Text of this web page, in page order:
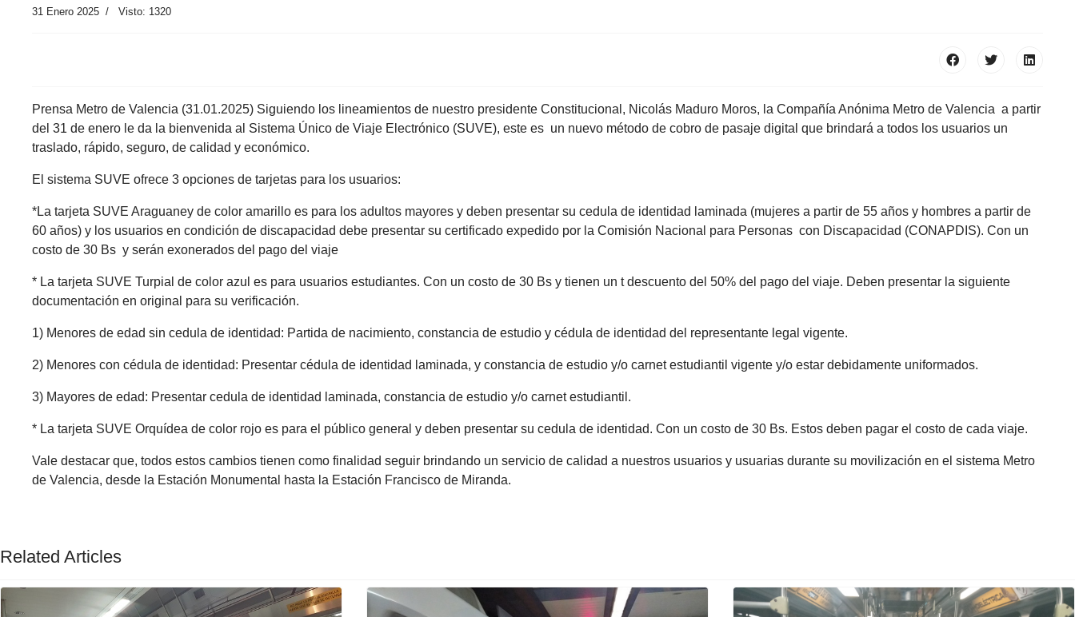
31 Enero 2025 Visto: 1320
Prensa Metro de Valencia (31.01.2025) Siguiendo los lineamientos de nuestro presidente Constitucional, Nicolás Maduro Moros, la Compañía Anónima Metro de Valencia a partir
del 31 de enero le da la bienvenida al Sistema Único de Viaje Electrónico (SUVE), este es un nuevo método de cobro de pasaje digital que brindará a todos los usuarios un
traslado, rápido, seguro, de calidad y económico.
El sistema SUVE ofrece 3 opciones de tarjetas para los usuarios:
*La tarjeta SUVE Araguaney de color amarillo es para los adultos mayores y deben presentar su cedula de identidad laminada (mujeres a partir de 55 años y hombres a partir de
60 años) y los usuarios en condición de discapacidad debe presentar su certificado expedido por la Comisión Nacional para Personas con Discapacidad (CONAPDIS). Con un
costo de 30 Bs y serán exonerados del pago del viaje
* La tarjeta SUVE Turpial de color azul es para usuarios estudiantes. Con un costo de 30 Bs y tienen un t descuento del 50% del pago del viaje. Deben presentar la siguiente
documentación en original para su verificación.
1) Menores de edad sin cedula de identidad: Partida de nacimiento, constancia de estudio y cédula de identidad del representante legal vigente.
2) Menores con cédula de identidad: Presentar cédula de identidad laminada, y constancia de estudio y/o carnet estudiantil vigente y/o estar debidamente uniformados.
3) Mayores de edad: Presentar cedula de identidad laminada, constancia de estudio y/o carnet estudiantil.
* La tarjeta SUVE Orquídea de color rojo es para el público general y deben presentar su cedula de identidad. Con un costo de 30 Bs. Estos deben pagar el costo de cada viaje.
Vale destacar que, todos estos cambios tienen como finalidad seguir brindando un servicio de calidad a nuestros usuarios y usuarias durante su movilización en el sistema Metro
de Valencia, desde la Estación Monumental hasta la Estación Francisco de Miranda.
Related Articles